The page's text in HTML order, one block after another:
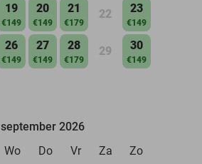
19
€149
20
€149
21
€179
22 23
€149
26
€149
27
€149
28
€179
29 30
€149
september 2026
Wo Do Vr Za Zo